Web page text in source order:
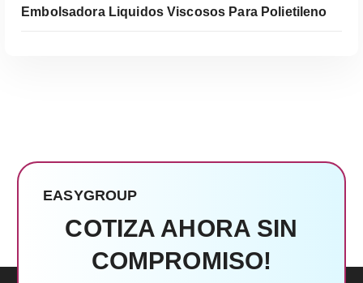
Leer Más
Embolsadora Liquidos Viscosos Para Polietileno
EASYGROUP
COTIZA AHORA SIN
COMPROMISO!